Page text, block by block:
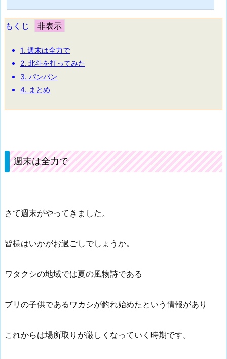
れば・・・！今日は帰る日なので浮かれすぎて事故にだけは気を付けなければいけませ
ん。どうか今日は事故を起こさず...
もくじ
1. 週末は全力で
2. 北斗を打ってみた
3. パンパン
4. まとめ
週末は全力で
さて週末がやってきました。
皆様はいかがお過ごしでしょうか。
ワタクシの地域では夏の風物詩である
ブリの子供であるワカシが釣れ始めたという情報があり
これからは場所取りが厳しくなっていく時期です。